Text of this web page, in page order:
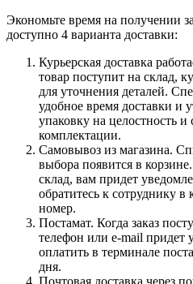
Экономьте время на получении
доступно 4 варианта доставки:
Курьерская доставка
товар поступит на склад,
для уточнения деталей.
удобное время доставки и
упаковку на целостность и
комплектации.
Самовывоз из магазина.
выбора появится в
склад, вам придет
обратитесь к сотруднику в
номер.
Постамат. Когда заказ
телефон или e-mail придет
оплатить в терминале
дня.
Почтовая доставка через